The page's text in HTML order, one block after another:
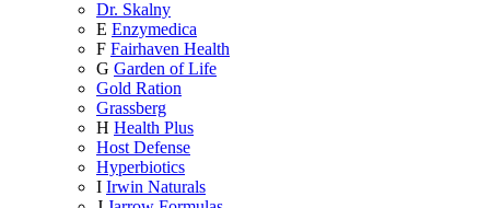
Dr. Skalny
E Enzymedica
F Fairhaven Health
G Garden of Life
Gold Ration
Grassberg
H Health Plus
Host Defense
Hyperbiotics
I Irwin Naturals